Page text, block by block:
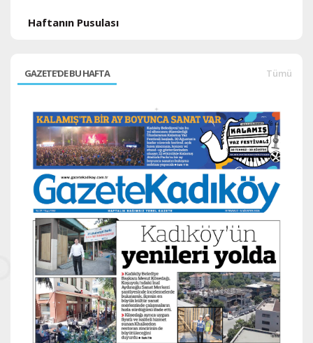
Haftanın Pusulası
GAZETE'DE BU HAFTA Tümü